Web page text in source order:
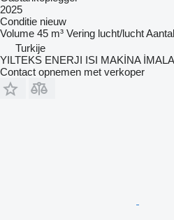
2025
Conditie nieuw
Volume 45 m³ Vering lucht/lucht
Turkije
YILTEKS ENERJI ISI MAKİNA
Contact opnemen met verkoper